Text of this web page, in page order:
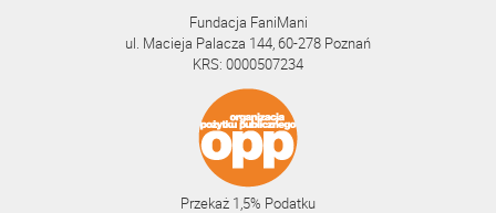
Fundacja FaniMani
ul. Macieja Palacza 144, 60-278 Poznań
KRS: 0000507234
Przekaż 1,5% Podatku